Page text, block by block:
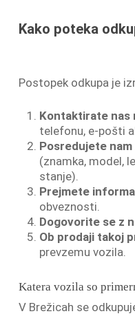
Kako poteka
Postopek odkupa je
Kontaktirate nas
telefonu, e-pošti
Posredujete
(znamka, model,
stanje).
Prejmete
obveznosti.
Dogovorite se z
Ob prodaji takoj
prevzemu vozila.
Katera vozila so
V Brežicah se